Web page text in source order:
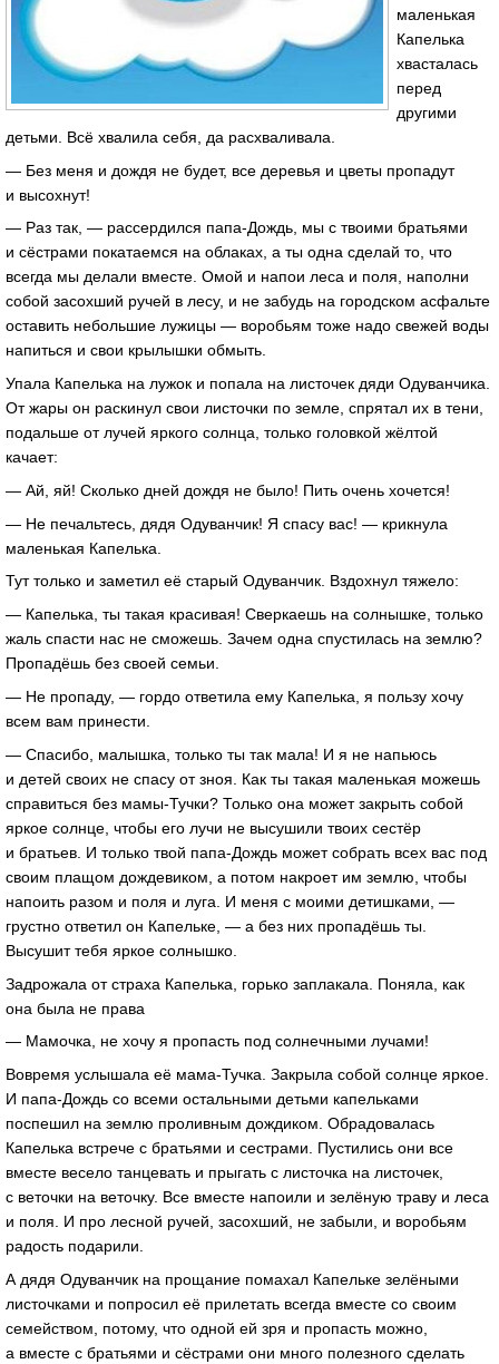
маленькая
Капелька
хвасталась
перед
другими
детьми. Всё хвалила себя, да расхваливала.
— Без меня и дождя не будет, все деревья и цветы пропадут
и высохнут!
— Раз так, — рассердился папа-Дождь, мы с твоими братьями
и сёстрами покатаемся на облаках, а ты одна сделай то, что
всегда мы делали вместе. Омой и напои леса и поля, наполни
собой засохший ручей в лесу, и не забудь на городском асфальте
оставить небольшие лужицы — воробьям тоже надо свежей воды
напиться и свои крылышки обмыть.
Упала Капелька на лужок и попала на листочек дяди Одуванчика.
От жары он раскинул свои листочки по земле, спрятал их в тени,
подальше от лучей яркого солнца, только головкой жёлтой
качает:
— Ай, яй! Сколько дней дождя не было! Пить очень хочется!
— Не печальтесь, дядя Одуванчик! Я спасу вас! — крикнула
маленькая Капелька.
Тут только и заметил её старый Одуванчик. Вздохнул тяжело:
— Капелька, ты такая красивая! Сверкаешь на солнышке, только
жаль спасти нас не сможешь. Зачем одна спустилась на землю?
Пропадёшь без своей семьи.
— Не пропаду, — гордо ответила ему Капелька, я пользу хочу
всем вам принести.
— Спасибо, малышка, только ты так мала! И я не напьюсь
и детей своих не спасу от зноя. Как ты такая маленькая можешь
справиться без мамы-Тучки? Только она может закрыть собой
яркое солнце, чтобы его лучи не высушили твоих сестёр
и братьев. И только твой папа-Дождь может собрать всех вас под
своим плащом дождевиком, а потом накроет им землю, чтобы
напоить разом и поля и луга. И меня с моими детишками, —
грустно ответил он Капельке, — а без них пропадёшь ты.
Высушит тебя яркое солнышко.
Задрожала от страха Капелька, горько заплакала. Поняла, как
она была не права
— Мамочка, не хочу я пропасть под солнечными лучами!
Вовремя услышала её мама-Тучка. Закрыла собой солнце яркое.
И папа-Дождь со всеми остальными детьми капельками
поспешил на землю проливным дождиком. Обрадовалась
Капелька встрече с братьями и сестрами. Пустились они все
вместе весело танцевать и прыгать с листочка на листочек,
с веточки на веточку. Все вместе напоили и зелёную траву и леса
и поля. И про лесной ручей, засохший, не забыли, и воробьям
радость подарили.
А дядя Одуванчик на прощание помахал Капельке зелёными
листочками и попросил её прилетать всегда вместе со своим
семейством, потому, что одной ей зря и пропасть можно,
а вместе с братьями и сёстрами они много полезного сделать